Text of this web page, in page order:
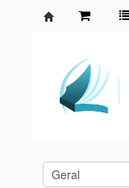
Agamenon